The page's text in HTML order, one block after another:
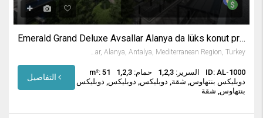
Emerald Grand Deluxe Avsallar Alanya da lüks konut projesi
Avsallar, Alanya, Antalya, Mediterranean Region, Turkey
ID: AL-1000 السرير: 1,2,3 حمام: 1,2,3
m²: 51
دوبليكس بنتهاوس, شقة, دوبليكس, دوبليكس, دوبليكس
بنتهاوس, شقة